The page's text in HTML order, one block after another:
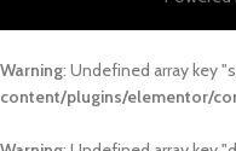
Warning: Undefined array key
content/plugins/elementor/